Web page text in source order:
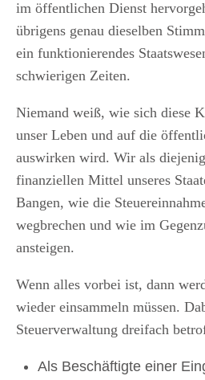
im öffentlichen Dienst
übrigens genau dieselben
ein funktionierendes
schwierigen Zeiten.
Niemand weiß, wie sich diese
unser Leben und auf die
auswirken wird. Wir als
finanziellen Mittel unseres
Bangen, wie die
wegbrechen und wie im
ansteigen.
Wenn alles vorbei ist, dann
wieder einsammeln müssen.
Steuerverwaltung dreifach
Als Beschäftigte einer